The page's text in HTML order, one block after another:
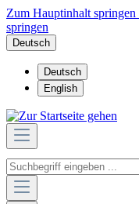
Zum Hauptinhalt springen
springen
Deutsch
Deutsch
English